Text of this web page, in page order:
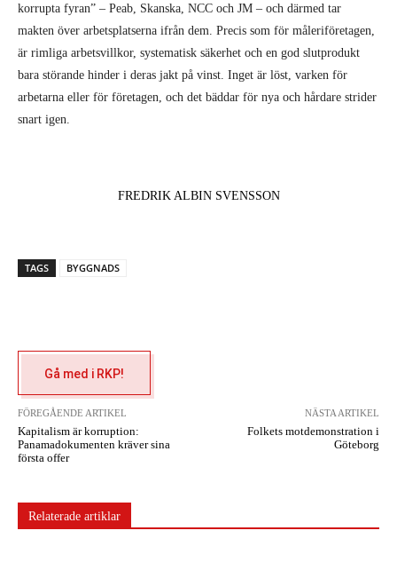
korrupta fyran” – Peab, Skanska, NCC och JM – och därmed tar
makten över arbetsplatserna ifrån dem. Precis som för måleriföretagen,
är rimliga arbetsvillkor, systematisk säkerhet och en god slutprodukt
bara störande hinder i deras jakt på vinst. Inget är löst, varken för
arbetarna eller för företagen, och det bäddar för nya och hårdare strider
snart igen.
FREDRIK ALBIN SVENSSON
TAGS BYGGNADS
Gå med i RKP!
FÖREGÅENDE ARTIKEL
Kapitalism är korruption:
Panamadokumenten kräver sina
första offer
NÄSTA ARTIKEL
Folkets motdemonstration i
Göteborg
Relaterade artiklar